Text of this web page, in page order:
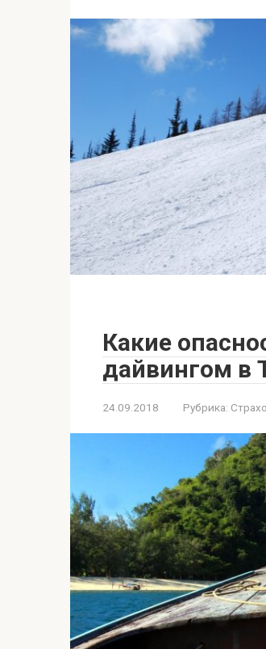
Какие
дайвингом в
24.09.2018 Рубрика: